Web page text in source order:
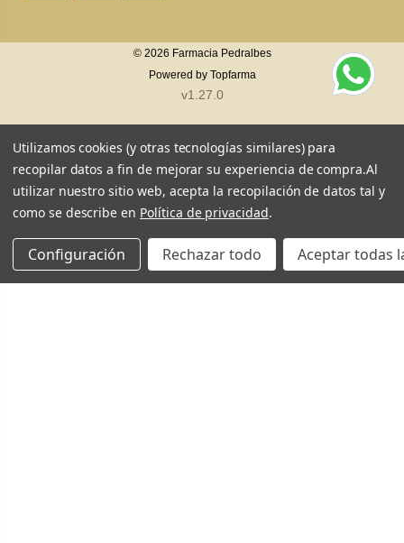
© 2026 Farmacia Pedralbes
Powered by Topfarma
v1.27.0
Utilizamos cookies (y otras tecnologías similares) para
recopilar datos a fin de mejorar su experiencia de compra.Al
utilizar nuestro sitio web, acepta la recopilación de datos tal y
como se describe en Política de privacidad.
Configuración Rechazar todo Aceptar todas